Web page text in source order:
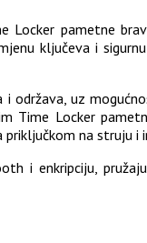
pametne
ključeva i
održava, uz
Time Locker
na struju i
i enkripciju,